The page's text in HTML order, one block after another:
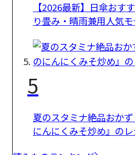
【2026最新】日傘おす
り畳み・晴雨兼用人気
5
夏のスタミナ絶品おか
にんにくみそ炒め』の